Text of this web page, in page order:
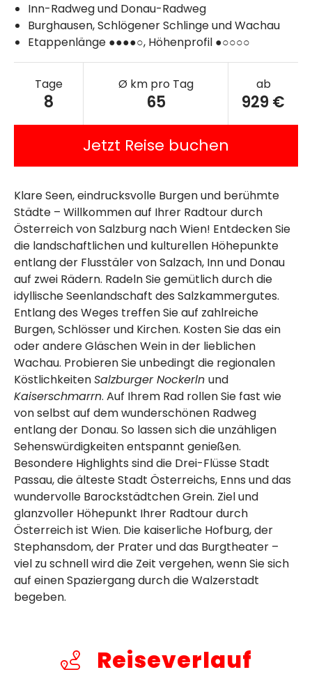
Inn-Radweg und Donau-Radweg
Burghausen, Schlögener Schlinge und Wachau
Etappenlänge ●●●●○, Höhenprofil ●○○○○
Tage
8
Ø km pro Tag
65
ab
929 €
Jetzt Reise buchen
Klare Seen, eindrucksvolle Burgen und berühmte
Städte – Willkommen auf Ihrer Radtour durch
Österreich von Salzburg nach Wien! Entdecken Sie
die landschaftlichen und kulturellen Höhepunkte
entlang der Flusstäler von Salzach, Inn und Donau
auf zwei Rädern. Radeln Sie gemütlich durch die
idyllische Seenlandschaft des Salzkammergutes.
Entlang des Weges treffen Sie auf zahlreiche
Burgen, Schlösser und Kirchen. Kosten Sie das ein
oder andere Gläschen Wein in der lieblichen
Wachau. Probieren Sie unbedingt die regionalen
KöstlichkeitenSalzburger Nockerln und
Kaiserschmarrn. Auf Ihrem Rad rollen Sie fast wie
von selbst auf dem wunderschönen Radweg
entlang der Donau. So lassen sich die unzähligen
Sehenswürdigkeiten entspannt genießen.
Besondere Highlights sind die Drei-Flüsse Stadt
Passau, die älteste Stadt Österreichs, Enns und das
wundervolle Barockstädtchen Grein. Ziel und
glanzvoller Höhepunkt Ihrer Radtour durch
Österreich ist Wien. Die kaiserliche Hofburg, der
Stephansdom, der Prater und das Burgtheater –
viel zu schnell wird die Zeit vergehen, wenn Sie sich
auf einen Spaziergang durch die Walzerstadt
begeben.
Reiseverlauf